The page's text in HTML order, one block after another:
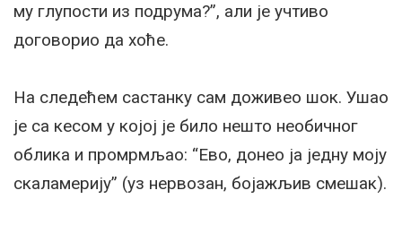
му глупости из подрума?”, али је учтиво
договорио да хоће.
На следећем састанку сам доживео шок. Ушао
је са кесом у којој је било нешто необичног
облика и промрмљао: “Ево, донео ја једну моју
скаламерију” (уз нервозан, бојажљив смешак).